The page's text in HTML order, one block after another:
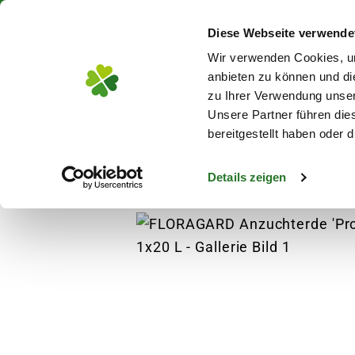
Diese Webseite
Wir verwenden Cookies,
anbieten zu können und
zu Ihrer Verwendung
Unsere Partner führen
bereitgestellt haben oder
Details zeigen
Blumen
Pflanzen Anzucht Gemüsesamen